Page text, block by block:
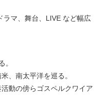
ラマ、舞台、LIVE など幅広
。
、南太平洋を巡る。
動の傍らゴスペルクワイア